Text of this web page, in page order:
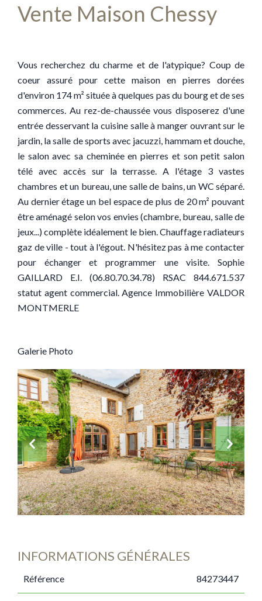
Vente Maison Chessy
Vous recherchez du charme et de l'atypique? Coup de
coeur assuré pour cette maison en pierres dorées
d'environ 174 m² située à quelques pas du bourg et de ses
commerces. Au rez-de-chaussée vous disposerez d'une
entrée desservant la cuisine salle à manger ouvrant sur le
jardin, la salle de sports avec jacuzzi, hammam et douche,
le salon avec sa cheminée en pierres et son petit salon
télé avec accès sur la terrasse. A l'étage 3 vastes
chambres et un bureau, une salle de bains, un WC séparé.
Au dernier étage un bel espace de plus de 20 m² pouvant
être aménagé selon vos envies (chambre, bureau, salle de
jeux...) complète idéalement le bien. Chauffage radiateurs
gaz de ville - tout à l'égout. N'hésitez pas à me contacter
pour échanger et programmer une visite. Sophie
GAILLARD E.I. (06.80.70.34.78) RSAC 844.671.537
statut agent commercial. Agence Immobilière VALDOR
MONTMERLE
Galerie Photo
INFORMATIONS GÉNÉRALES
Référence 84273447